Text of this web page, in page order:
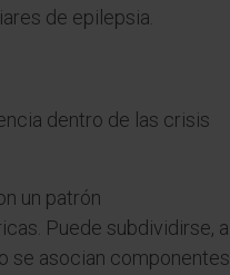
de epilepsia.
dentro de las crisis
un patrón
Puede subdividirse,
se asocian componentes